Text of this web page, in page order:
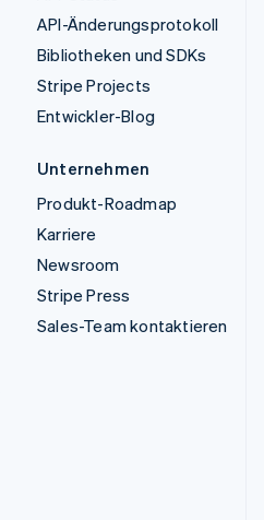
API-Änderungsprotokoll
Bibliotheken und SDKs
Stripe Projects
Entwickler-Blog
Unternehmen
Produkt-Roadmap
Karriere
Newsroom
Stripe Press
Sales-Team kontaktieren